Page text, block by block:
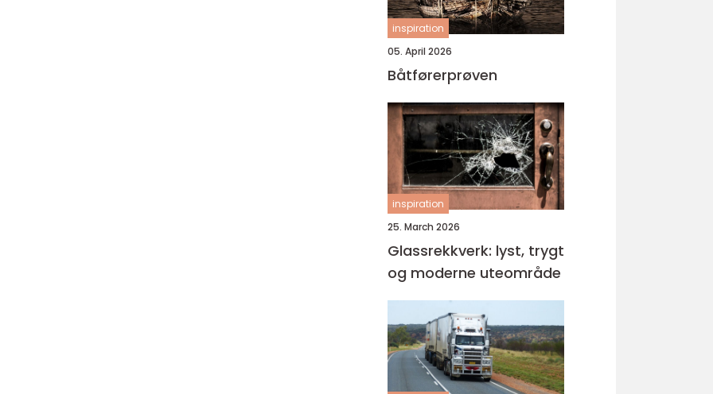
inspiration
05. April 2026
Båtførerprøven
inspiration
25. March 2026
Glassrekkverk: lyst, trygt
og moderne uteområde